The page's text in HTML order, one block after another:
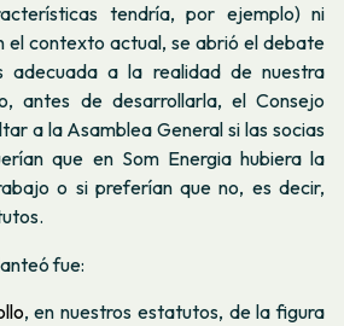
tendría, por ejemplo) ni
el contexto actual, se abrió el debate
adecuada a la realidad de nuestra
antes de desarrollarla, el Consejo
a la Asamblea General si las socias
que en Som Energia hubiera la
o si preferían que no, es decir,
fue:
, en nuestros estatutos, de la figura